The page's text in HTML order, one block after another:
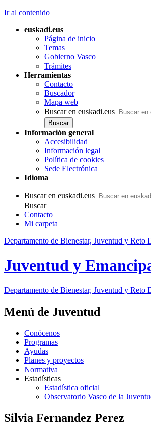
Ir al contenido
euskadi.eus
Página de inicio
Temas
Gobierno Vasco
Trámites
Herramientas
Contacto
Buscador
Mapa web
Buscar en euskadi.eus
Información general
Accesibilidad
Información legal
Política de cookies
Sede Electrónica
Idioma
Buscar en euskadi.eus
Buscar
Contacto
Mi carpeta
Departamento de Bienestar, Juventud y Reto
Juventud y
Departamento de Bienestar, Juventud y Reto
Menú de Juventud
Conócenos
Programas
Ayudas
Planes y proyectos
Normativa
Estadísticas
Estadística oficial
Observatorio Vasco de la
Silvia Fernandez Perez